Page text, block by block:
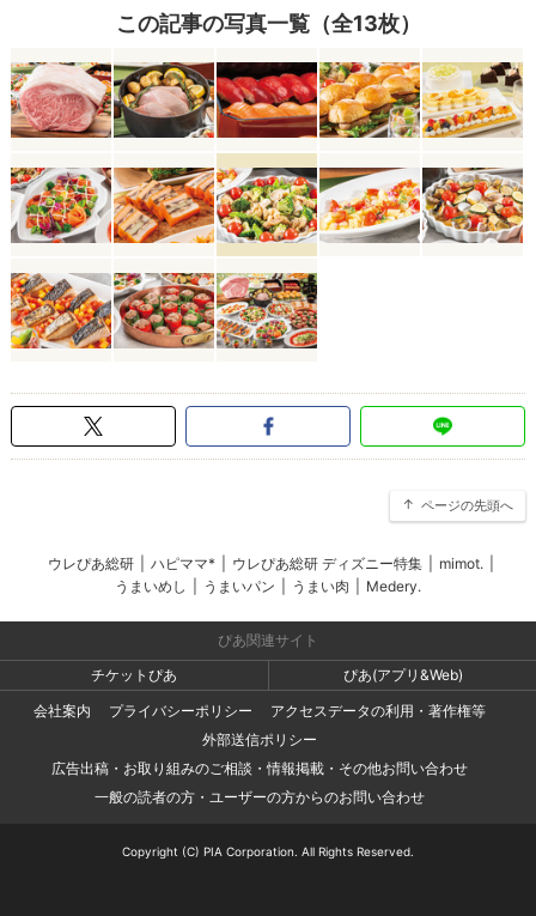
この記事の写真一覧（全13枚）
ページの先頭へ
ウレぴあ総研 ハピママ* ウレぴあ総研 ディズニー特集 mimot.
うまいめし
うまいパン うまい肉 Medery.
ぴあ関連サイト
チケットぴあ
ぴあ(アプリ&Web)
会社案内
プライバシーポリシー
アクセスデータの利用・著作権等
外部送信ポリシー
広告出稿・お取り組みのご相談・情報掲載・その他お問い合わせ
一般の読者の方・ユーザーの方からのお問い合わせ
Copyright (C) PIA Corporation. All Rights Reserved.